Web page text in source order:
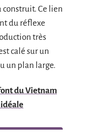
construit. Ce lien
du réflexe
très
calé sur un
un plan large.
du Vietnam
idéale